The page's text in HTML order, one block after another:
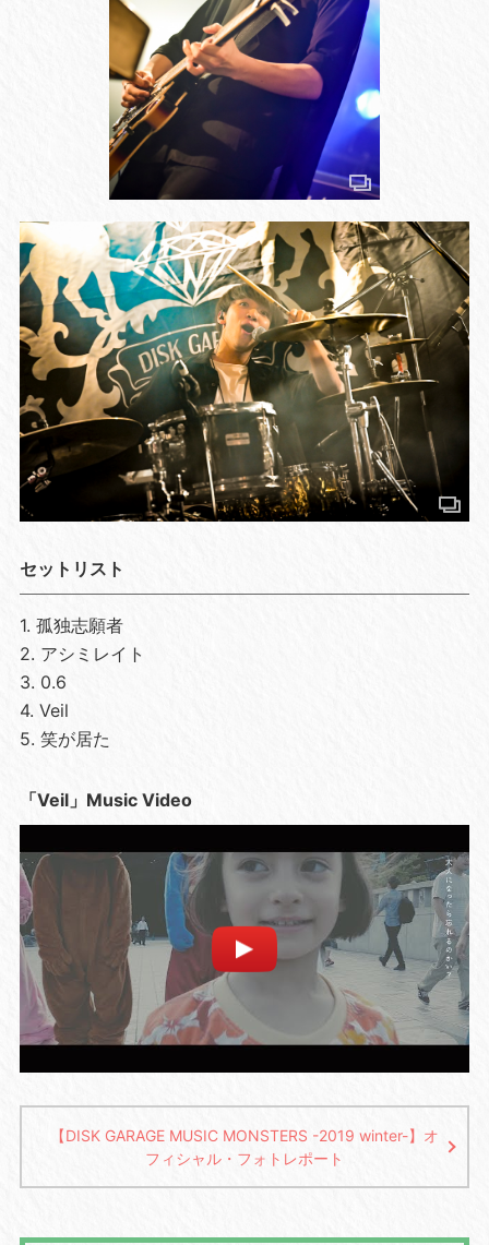
セットリスト
1. 孤独志願者
2. アシミレイト
3. 0.6
4. Veil
5. 笑が居た
「Veil」Music Video
【DISK GARAGE MUSIC MONSTERS -2019 winter-】オ
フィシャル・フォトレポート